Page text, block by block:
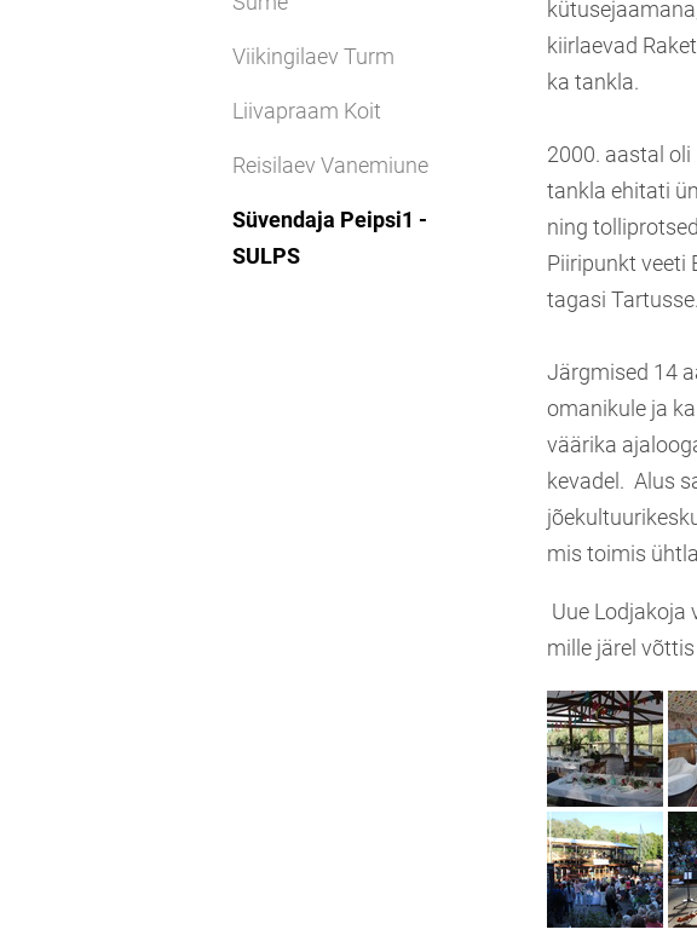
Viikingilaev Turm
Liivapraam Koit
Reisilaev Vanemiune
Süvendaja Peipsi1 -
SULPS
kiirlaevad
ka tankla.
2000. aastal
tankla ehitati
ning
Piiripunkt veeti
tagasi Tartusse.
Järgmised 14
omanikule ja
väärika
kevadel. Alus
mis toimis
Uue Lodjakoja
mille järel